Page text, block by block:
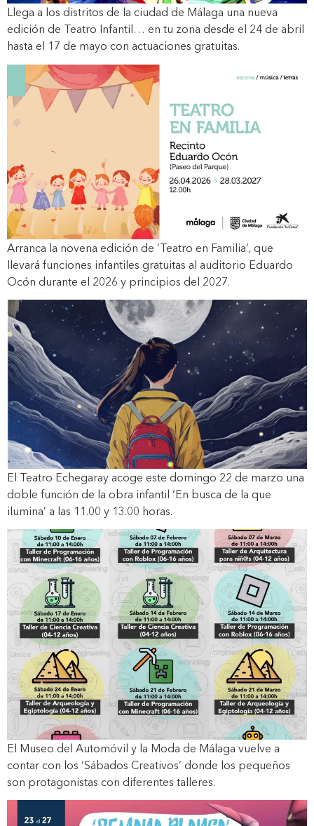
Llega a los distritos de la ciudad de Málaga una nueva
edición de Teatro Infantil… en tu zona desde el 24 de abril
hasta el 17 de mayo con actuaciones gratuitas.
Arranca la novena edición de ‘Teatro en Familia’, que
llevará funciones infantiles gratuitas al auditorio Eduardo
Ocón durante el 2026 y principios del 2027.
El Teatro Echegaray acoge este domingo 22 de marzo una
doble función de la obra infantil ‘En busca de la que
ilumina’ a las 11.00 y 13.00 horas.
El Museo del Automóvil y la Moda de Málaga vuelve a
contar con los ‘Sábados Creativos’ donde los pequeños
son protagonistas con diferentes talleres.